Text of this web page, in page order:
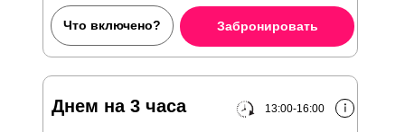
Забронировать
Что включено?
13:00-16:00
Днем на 3 часа